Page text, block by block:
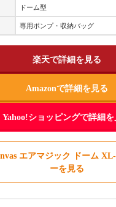
ドーム型
専用ポンプ・収納バッグ
楽天で詳細を見る
Amazonで詳細を見る
Yahoo!ショッピングで詳細を
エアマジック ドーム
ーを見る